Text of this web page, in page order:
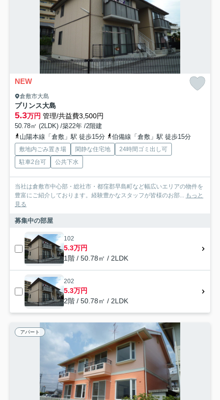
NEW
倉敷市大島
プリンス大島
5.3万円 管理/共益費3,500円
50.78㎡ (2LDK) /築22年 /2階建
山陽本線「倉敷」駅 徒歩15分
伯備線「倉敷」駅 徒歩15分
敷地内ごみ置き場 閑静な住宅地
24時間ゴミ出し可
駐車2台可
公共下水
当社は倉敷市中心部・総社市・都窪郡早島町など幅広いエリアの物件を
豊富にご紹介しております。経験豊かなスタッフが皆様のお部... もっと
見る
募集中の部屋
102
5.3万円
1階 / 50.78㎡ / 2LDK
202
5.3万円
2階 / 50.78㎡ / 2LDK
アパート